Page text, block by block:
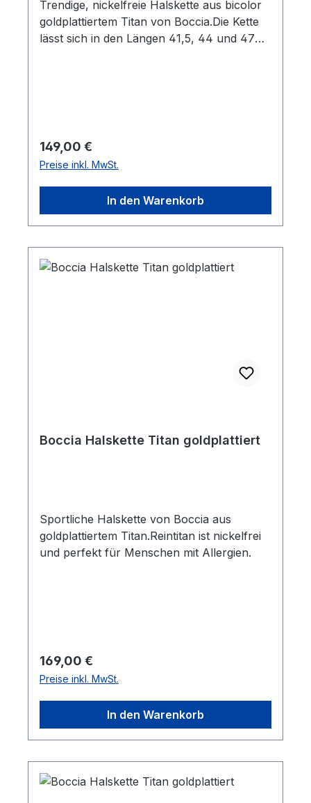
Trendige, nickelfreie Halskette aus bicolor
goldplattiertem Titan von Boccia.Die Kette
lässt sich in den Längen 41,5, 44 und 47
Regulärer Preis:
149,00 €
Preise inkl. MwSt.
In den Warenkorb
Boccia Halskette Titan goldplattiert
Sportliche Halskette von Boccia aus
goldplattiertem Titan.Reintitan ist nickelfrei
und perfekt für Menschen mit Allergien.
Regulärer Preis:
169,00 €
Preise inkl. MwSt.
In den Warenkorb